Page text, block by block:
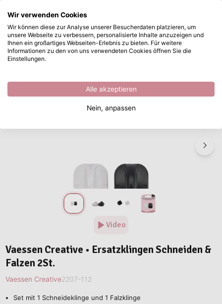
Zum Hauptinhalt springen
Sofort ab Lager lieferbar Vaessen Creative • Ersatzklingen Schneiden & Falzen 2St.
/ Vaessen Creative /
Video
Vaessen Creative • Ersatzklingen Schneiden &
Falzen 2St.
Vaessen Creative2207-112
Set mit 1 Schneideklinge und 1 Falzklinge
Wonach suchen Sie?
Wir verwenden Cookies
Wir können diese zur Analyse unserer Besucherdaten platzieren, um
unsere Webseite zu verbessern, personalisierte Inhalte anzuzeigen und
Ihnen ein großartiges Webseiten-Erlebnis zu bieten. Für weitere
Informationen zu den von uns verwendeten Cookies öffnen Sie die
Einstellungen.
Alle akzeptieren
Nein, anpassen